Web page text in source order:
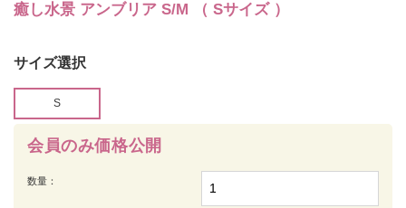
癒し水景 アンブリア S/M （ Sサイズ ）
会員のみ価格公開
数量：
サイズ選択
S